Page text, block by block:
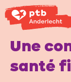
Une
santé